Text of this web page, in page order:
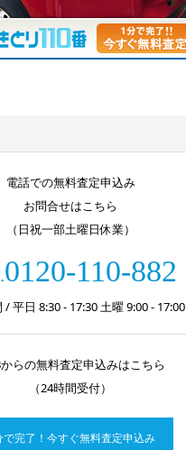
電話での無料査定申込み
お問合せはこちら
（日祝一部土曜日休業）
0120-110-882
/ 平日 8:30 - 17:30 土曜 9:00 - 17:00
らの無料査定申込みはこちら
（24時間受付）
で完了！今すぐ無料査定申込み